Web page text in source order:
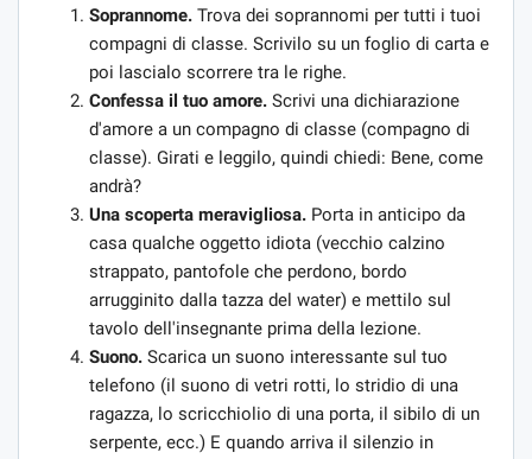
Soprannome. Trova dei soprannomi per tutti i tuoi
compagni di classe. Scrivilo su un foglio di carta e
poi lascialo scorrere tra le righe.
Confessa il tuo amore. Scrivi una dichiarazione
d'amore a un compagno di classe (compagno di
classe). Girati e leggilo, quindi chiedi: Bene, come
andrà?
Una scoperta meravigliosa. Porta in anticipo da
casa qualche oggetto idiota (vecchio calzino
strappato, pantofole che perdono, bordo
arrugginito dalla tazza del water) e mettilo sul
tavolo dell'insegnante prima della lezione.
Suono. Scarica un suono interessante sul tuo
telefono (il suono di vetri rotti, lo stridio di una
ragazza, lo scricchiolio di una porta, il sibilo di un
serpente, ecc.) E quando arriva il silenzio in